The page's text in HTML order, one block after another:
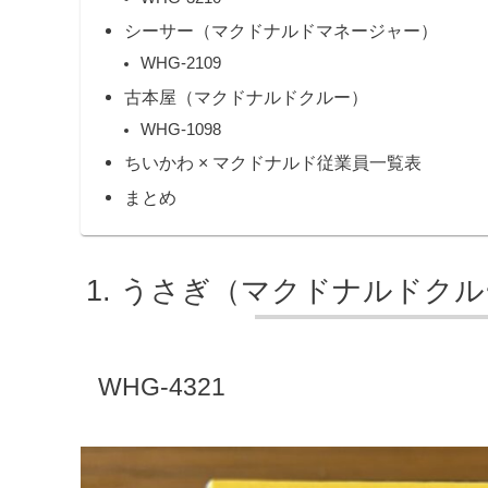
シーサー（マクドナルドマネージャー）
WHG-2109
古本屋（マクドナルドクルー）
WHG-1098
ちいかわ × マクドナルド従業員一覧表
まとめ
うさぎ（マクドナルドク
WHG-4321